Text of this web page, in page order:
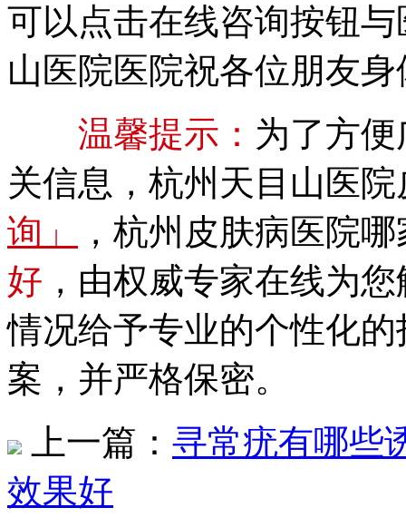
可以点击在线咨询按钮
山医院医院祝各位朋友
温馨提示： 为了方
关信息，杭州天目山医
询」
，杭州皮肤病医院
好 ，由权威专家在线为
情况给予专业的个性化
案，并严格保密。
上一篇： 寻常疣有哪些
效果好